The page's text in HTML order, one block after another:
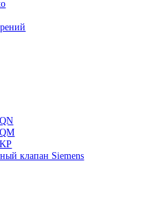
LS 628C
LS 688C
LC 185
LC 195F
FANUC